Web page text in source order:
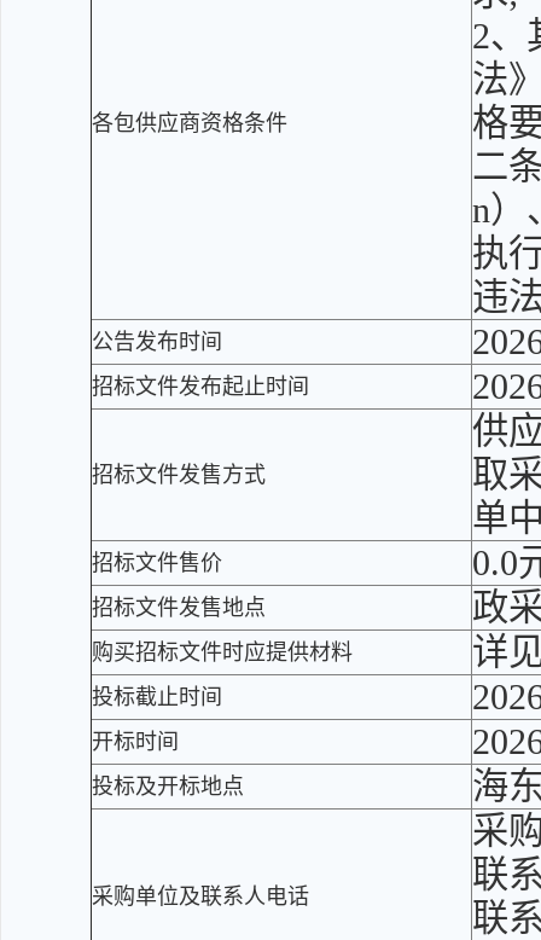
各包供应商资格条件
2、
法
格
二
n）
执
违
公告发布时间
招标文件发布起止时间
招标文件发售方式
供
取
单
招标文件售价 0.0
招标文件发售地点 政
购买招标文件时应提供材料 详
投标截止时间
开标时间
投标及开标地点 海
采购单位及联系人电话
采
联
联